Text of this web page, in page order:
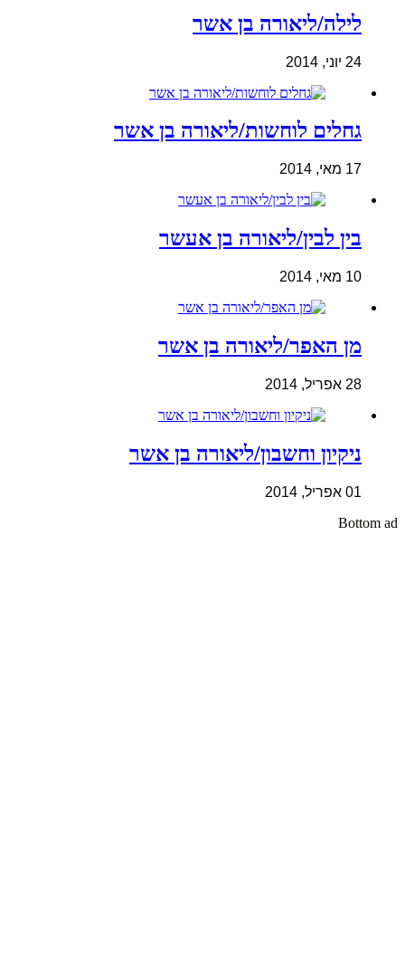
לילה/ליאורה בן אשר
24 יוני, 2014
גחלים לוחשות/ליאורה בן אשר
17 מאי, 2014
בין לבין/ליאורה בן אעשר
10 מאי, 2014
מן האפר/ליאורה בן אשר
28 אפריל, 2014
ניקיון וחשבון/ליאורה בן אשר
01 אפריל, 2014
Bottom ad